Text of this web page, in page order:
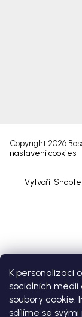
K personalizaci
sociálních médií
soubory cookie.
sdílíme se
Vytvořil
Copyright 2026
nastavení cookies